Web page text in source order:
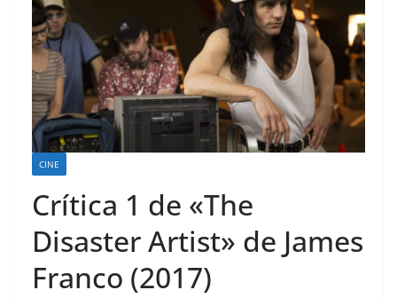
CINE
Crítica 1 de «The
Disaster Artist» de James
Franco (2017)